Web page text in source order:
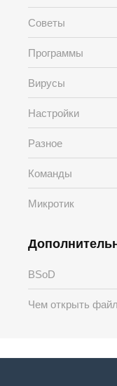
Советы
Программы
Вирусы
Настройки
Разное
Команды
Микротик
BSoD
Чем открыть